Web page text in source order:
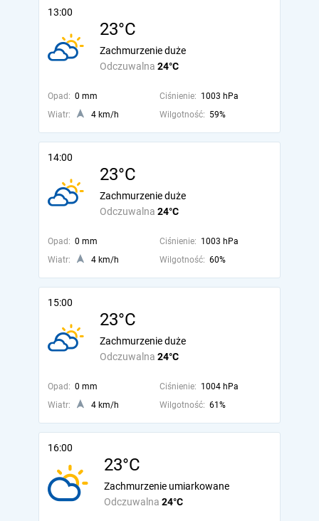
13:00
23°C
Odczuwalna 24°C
Zachmurzenie duże
Opad: 0 mm Ciśnienie: 1003 hPa
Wiatr:
4 km/h Wilgotność: 59%
14:00
23°C
Odczuwalna 24°C
Zachmurzenie duże
Opad: 0 mm Ciśnienie: 1003 hPa
Wiatr:
4 km/h Wilgotność: 60%
15:00
23°C
Odczuwalna 24°C
Zachmurzenie duże
Opad: 0 mm Ciśnienie: 1004 hPa
Wiatr:
4 km/h Wilgotność: 61%
16:00
23°C
Odczuwalna 24°C
Zachmurzenie umiarkowane